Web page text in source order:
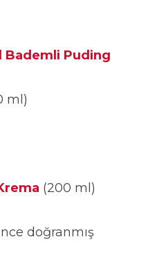
Bademli Puding
ml)
(200 ml)
doğranmış